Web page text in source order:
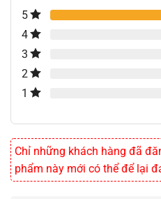
5
4
3
2
1
Chỉ những khách hàng đã
phẩm này mới có thể để lại